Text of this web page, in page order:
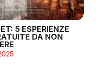
5 ESPERIENZE
DA NON